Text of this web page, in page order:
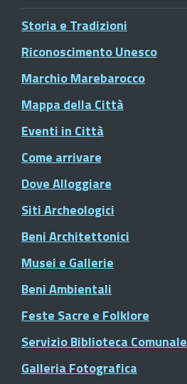
Storia e Tradizioni
Riconoscimento Unesco
Marchio Marebarocco
Mappa della Città
Eventi in Città
Come arrivare
Dove Alloggiare
Siti Archeologici
Beni Architettonici
Musei e Gallerie
Beni Ambientali
Feste Sacre e Folklore
Servizio Biblioteca Comunale
Galleria Fotografica